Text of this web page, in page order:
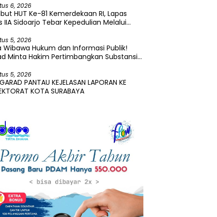
6, 2026
HUT Ke-81 Kemerdekaan RI, Lapas
IIA Sidoarjo Tebar Kepedulian Melalui
5, 2026
Wibawa Hukum dan Informasi Publik!
Minta Hakim Pertimbangkan Substansi
5, 2026
PANTAU KEJELASAN LAPORAN KE
KOTA SURABAYA